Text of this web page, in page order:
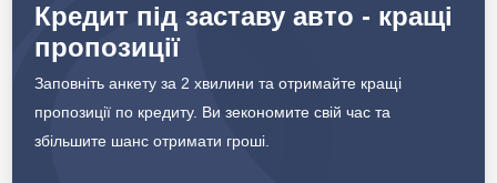
✔️ Процентна ставка
✔️ Строк кредитування 1 - 5 років
Кредит під заставу авто - кращі
пропозиції
Заповніть анкету за 2 хвилини та отримайте кращі
пропозиції по кредиту. Ви зекономите свій час та
збільшите шанс отримати гроші.